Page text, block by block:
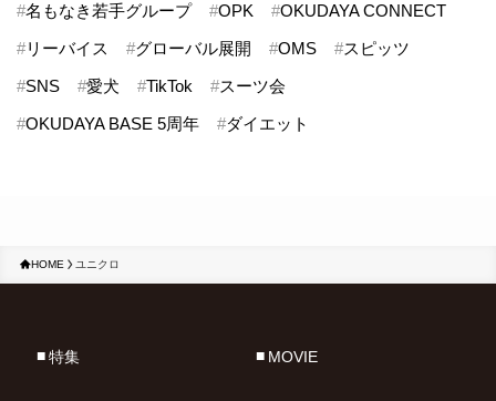
#名もなき若手グループ #OPK #OKUDAYA CONNECT
#リーバイス #グローバル展開 #OMS #スピッツ
#SNS #愛犬 #TikTok #スーツ会
#OKUDAYA BASE 5周年 #ダイエット
HOME ユニクロ
特集 MOVIE